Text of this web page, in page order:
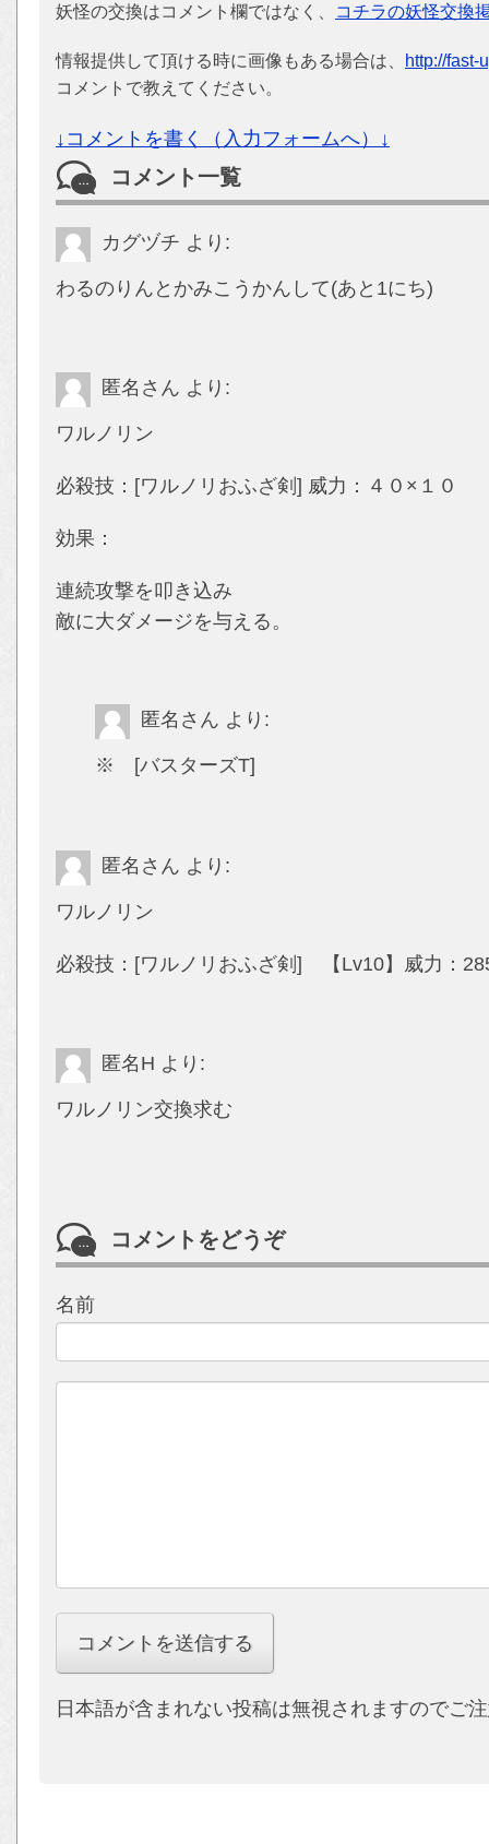
妖怪の交換はコメント欄ではなく、 コチラの妖怪交換
情報提供して頂ける時に画像もある場合は、
http://fast-
コメントで教えてください。
↓コメントを書く（入力フォームへ）↓
コメント一覧
カグヅチ より:
わるのりんとかみこうかんして(あと1にち)
匿名さん より:
ワルノリン
必殺技：[ワルノリおふざ剣] 威力：４０×１０
効果：
連続攻撃を叩き込み
敵に大ダメージを与える。
匿名さん より:
※ [バスターズT]
匿名さん より:
ワルノリン
必殺技：[ワルノリおふざ剣] 【Lv10】威力：
匿名H より:
ワルノリン交換求む
コメントをどうぞ
名前
日本語が含まれない投稿は無視されますのでご